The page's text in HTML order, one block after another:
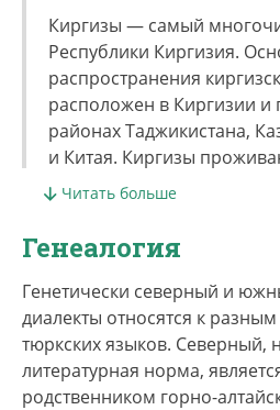
Киргизы — самый
Республики Киргизия.
распространения
расположен в Киргизии и
районах Таджикистана,
и Китая. Киргизы
РФ, в первую очередь в
По данным переписи 2010
киргизов в РФ составляет
них носителями себя
(85,5%). По переписи 2021
проживает 137 780
Читать больше
Генеалогия
Генетически северный и
диалекты относятся к
тюркских языков. Северный,
литературная норма,
родственником горно-